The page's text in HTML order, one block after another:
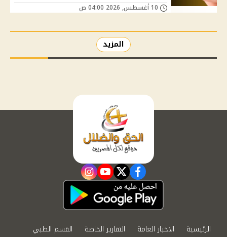
المزيد
facebook
twitter
youtube
instagram
الرئيسية الاخبار العامة التقارير الخاصة
القسم الطبي